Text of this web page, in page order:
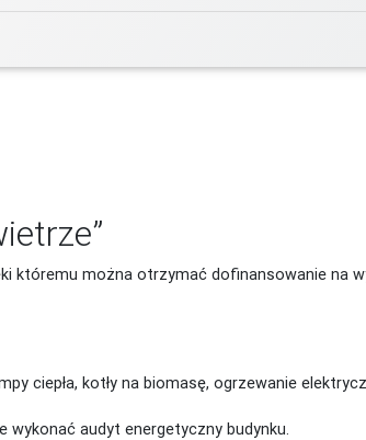
któremu można otrzymać dofinansowanie na
ciepła, kotły na biomasę, ogrzewanie
audyt energetyczny budynku.